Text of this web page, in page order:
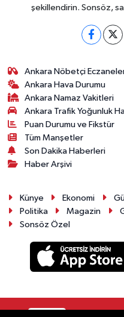
şekillendirin. Sonsöz,
Ankara Nöbetçi
Ankara Hava Durumu
Ankara Namaz Vakitleri
Ankara Trafik Yoğunluk
Puan Durumu ve Fikstür
Tüm Manşetler
Son Dakika Haberleri
Haber Arşivi
Künye Ekonomi
Politika
Magazin
Sonsöz Özel